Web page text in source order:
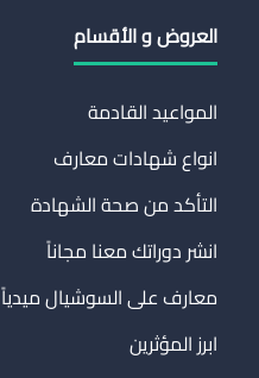
العروض و الأقسام
المواعيد القادمة
انواع شهادات معارف
التأكد من صحة الشهادة
انشر دوراتك معنا مجاناً
معارف على السوشيال ميدياً
ابرز المؤثرين